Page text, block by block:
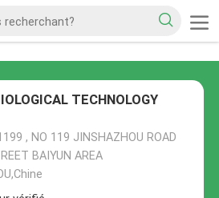
TECHNOLOGY
, NO 119 JINSHAZHOU ROAD
BAIYUN AREA